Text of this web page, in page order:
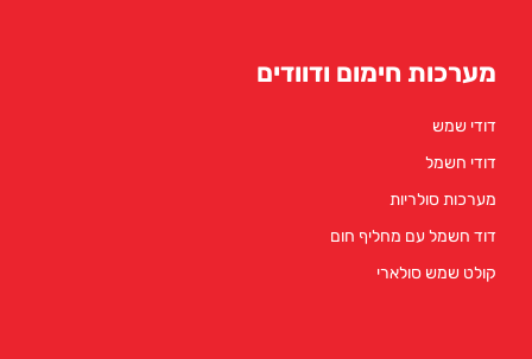
מערכות חימום ודוודים
דודי שמש
דודי חשמל
מערכות סולריות
דוד חשמל עם מחליף חום
קולט שמש סולארי